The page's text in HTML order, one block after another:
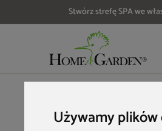
Używamy plików
Stwórz strefę SPA we
Szczegóły